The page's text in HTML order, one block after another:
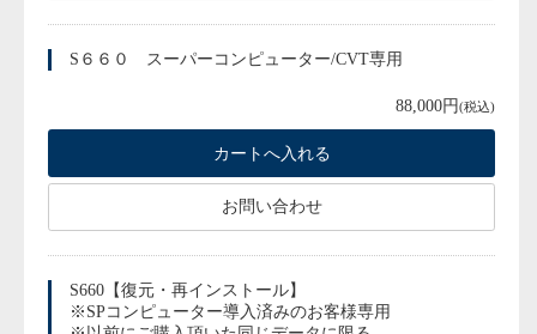
S６６０ スーパーコンピューター/CVT専用
88,000円(税込)
お問い合わせ
S660【復元・再インストール】
※SPコンピューター導入済みのお客様専用